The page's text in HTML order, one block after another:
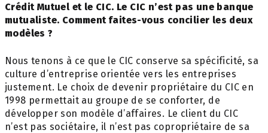
Crédit Mutuel et le CIC. Le CIC n’est pas une banque
mutualiste. Comment faites-vous concilier les deux
modèles ?
Nous tenons à ce que le CIC conserve sa spécificité,sa
culture d’entreprise orientée vers les entreprises
justement. Le choix de devenir propriétaire du CIC en
1998 permettait au groupe de se conforter, de
développer son modèle d’affaires. Le client du CIC
n’est pas sociétaire, il n’est pas copropriétaire de sa